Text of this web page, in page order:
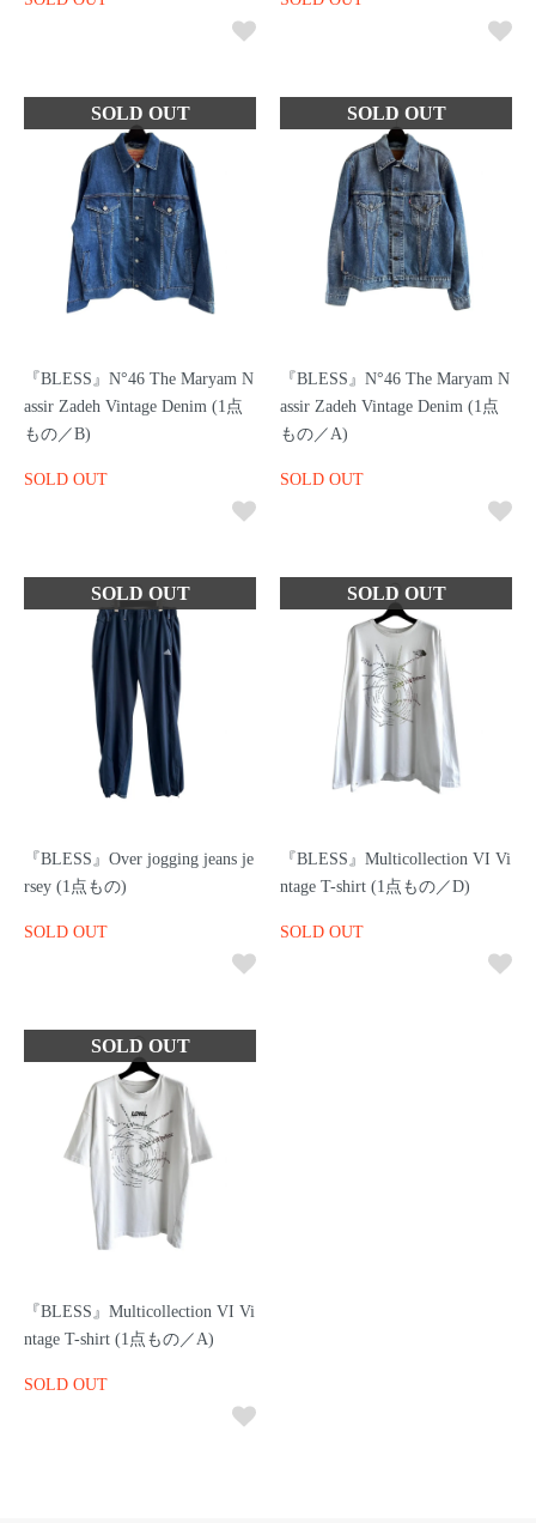
『BLESS』N°46 The Maryam N
assir Zadeh Vintage Denim (1点
もの／B)
SOLD OUT
『BLESS』N°46 The Maryam N
assir Zadeh Vintage Denim (1点
もの／A)
SOLD OUT
『BLESS』Over jogging jeans je
rsey (1点もの)
SOLD OUT
『BLESS』Multicollection VI Vi
ntage T-shirt (1点もの／D)
SOLD OUT
『BLESS』Multicollection VI Vi
ntage T-shirt (1点もの／A)
SOLD OUT